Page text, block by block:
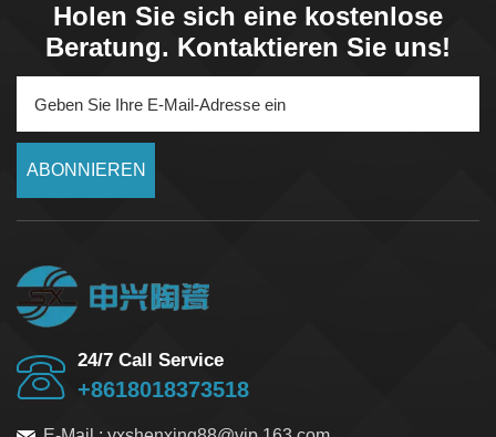
Holen Sie sich eine kostenlose
Beratung. Kontaktieren Sie uns!
ABONNIEREN
24/7 Call Service
+8618018373518